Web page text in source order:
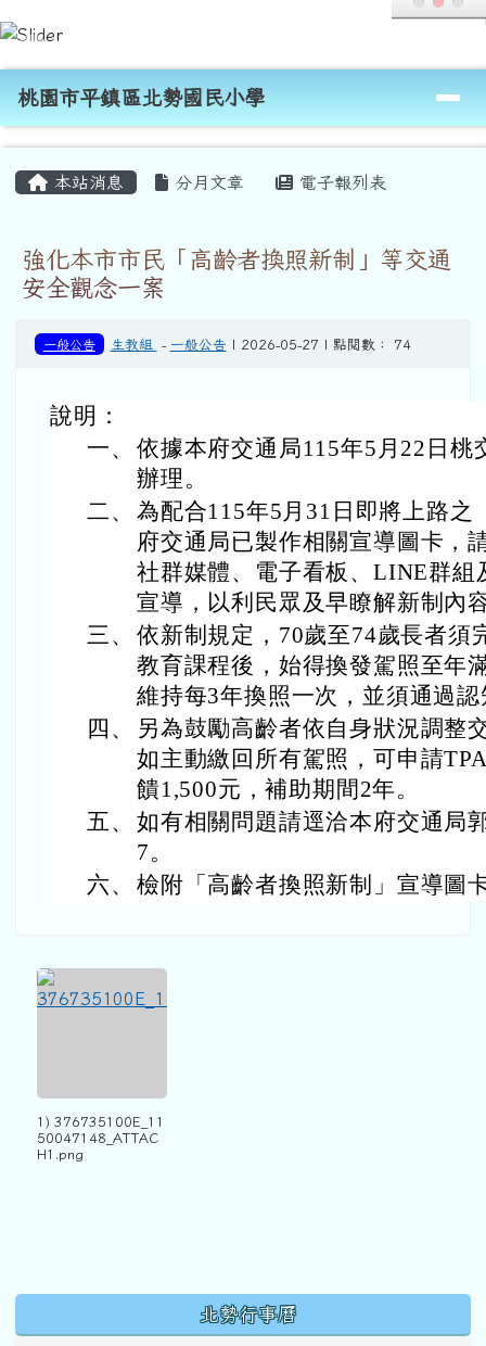
跳至主內容區
桃園市平鎮區北勢國民小學
導覽列
桃園市平鎮區北勢國民小學
本站消息 分月文章 電子報列表
強化本市市民「高齡者換照新制」等交通
安全觀念一案
一般公告 生教組 - 一般公告 | 2026-05-27 | 點閱數： 74
說明：
一、 依據本府交通局115年5月22日桃
辦理。
二、 為配合115年5月31日即將上路之
府交通局已製作相關宣導圖卡，
社群媒體、電子看板、LINE群組
宣導，以利民眾及早瞭解新制內
三、 依新制規定，70歲至74歲長者須
教育課程後，始得換發駕照至年
維持每3年換照一次，並須通過
四、
另為鼓勵高齡者依自身狀況調整
如主動繳回所有駕照，可申請
饋1,500元，補助期間2年。
五、 如有相關問題請逕洽本府交通局
7。
六、 檢附「高齡者換照新制」宣導圖
1) 376735100E_11
50047148_ATTAC
H1.png
北勢行事曆